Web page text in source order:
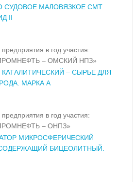
СУДОВОЕ МАЛОВЯЗКОЕ СМТ
II
в год участия:
– ОМСКИЙ НПЗ»
КАТАЛИТИЧЕСКИЙ – СЫРЬЕ ДЛЯ
МАРКА А
в год участия:
– ОНПЗ»
МИКРОСФЕРИЧЕСКИЙ
БИЦЕОЛИТНЫЙ.